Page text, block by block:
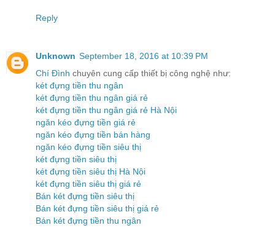
Reply
Unknown September 18, 2016 at 10:39 PM
Chí Đình chuyên cung cấp thiết bị công nghệ như:
két đựng tiền thu ngân
két đựng tiền thu ngân giá rẻ
két đựng tiền thu ngân giá rẻ Hà Nội
ngăn kéo đựng tiền giá rẻ
ngăn kéo đựng tiền bán hàng
ngăn kéo đựng tiền siêu thị
két đựng tiền siêu thị
két đựng tiền siêu thị Hà Nội
két đựng tiền siêu thị giá rẻ
Bán két đựng tiền siêu thị
Bán két đựng tiền siêu thị giá rẻ
Bán két đựng tiền thu ngân